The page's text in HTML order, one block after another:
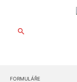
Hledat
FORMULÁŘE